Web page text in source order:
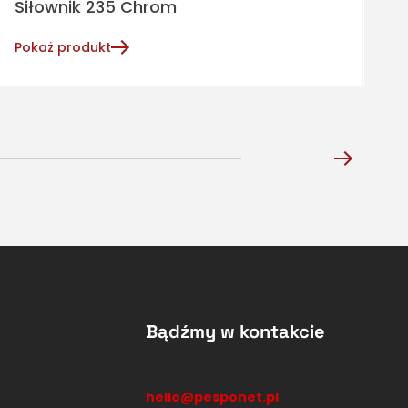
Siłownik 235 Chrom
Pokaż produkt
Bądźmy w kontakcie
hello@pesponet.pl